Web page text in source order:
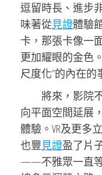
逗留時長、進步
味著從見證體驗
卡，那張卡像一
更加耀眼的金色
尺度化”的內在的
將來，影院
向平面空間延展
體驗。VR及更多
也豐見證盈了片
——不雅眾一直